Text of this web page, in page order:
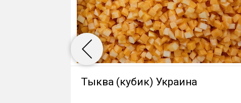
Тыква (кубик) Украина